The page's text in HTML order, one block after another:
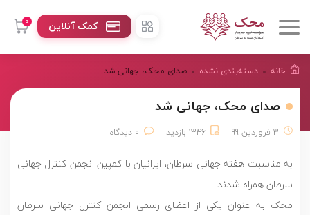
0 کمک آنلاین
خانه دسته‌بندی نشده صدای محک، جهانی شد
صدای محک، جهانی شد
3 فروردین 99 1346 بازدید 0 دیدگاه
به مناسبت هفته جهانی سرطان، ایرانیان با کمپین انجمن کنترل جهانی
سرطان همراه شدند
محک به عنوان یکی از اعضای رسمی انجمن کنترل جهانی سرطان